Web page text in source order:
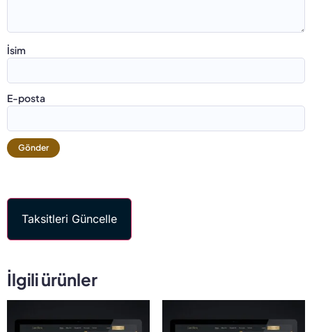
İsim
E-posta
Taksitleri Güncelle
İlgili ürünler